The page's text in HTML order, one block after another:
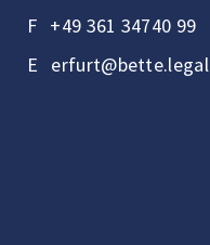
F +49 361 34740 99
E erfurt@bette.legal